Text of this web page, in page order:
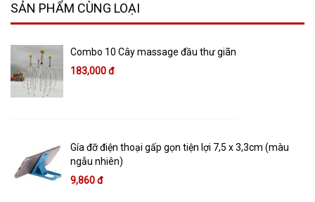
SẢN PHẨM CÙNG LOẠI
Combo 10 Cây massage đầu thư giãn
183,000 đ
Gía đỡ điện thoại gấp gọn tiện lợi 7,5 x 3,3cm (màu
ngẫu nhiên)
9,860 đ